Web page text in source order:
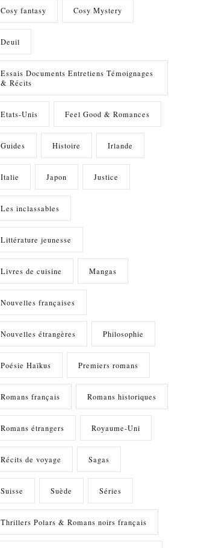
Cosy fantasy Cosy Mystery
Deuil
Essais Documents Entretiens Témoignages
& Récits
Etats-Unis Feel Good & Romances
Guides Histoire Irlande
Italie Japon Justice
Les inclassables
Littérature jeunesse
Livres de cuisine Mangas
Nouvelles françaises
Nouvelles étrangères Philosophie
Poésie Haïkus Premiers romans
Romans français Romans historiques
Romans étrangers Royaume-Uni
Récits de voyage Sagas
Suisse Suède Séries
Thrillers Polars & Romans noirs français